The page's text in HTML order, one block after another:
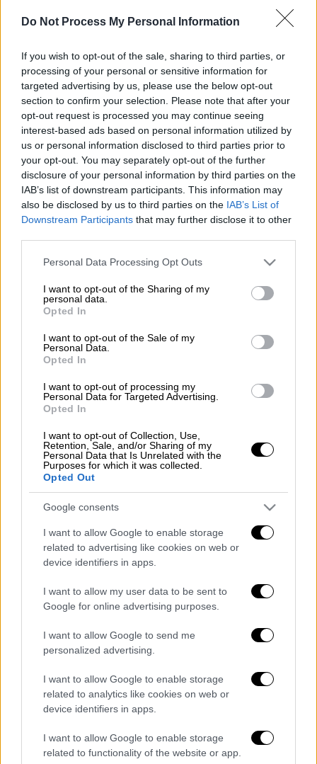
Do Not Process My Personal Information
If you wish to opt-out of the sale, sharing to third parties, or
processing of your personal or sensitive information for
targeted advertising by us, please use the below opt-out
section to confirm your selection. Please note that after your
opt-out request is processed you may continue seeing
interest-based ads based on personal information utilized by
us or personal information disclosed to third parties prior to
your opt-out. You may separately opt-out of the further
disclosure of your personal information by third parties on the
IAB’s list of downstream participants. This information may
also be disclosed by us to third parties on the IAB’s List of
Downstream Participants that may further disclose it to other
Please note that this website/app uses one or more Google
not limited to your visit or usage behaviour. You may click to
grant or deny consent to Google and its third-party tags to
use your data for below specified purposes in below Google
consent section.
Personal Data Processing Opt Outs
I want to opt-out of the Sharing of my
personal data.
Opted In
I want to opt-out of the Sale of my
Personal Data.
Opted In
I want to opt-out of processing my
Personal Data for Targeted Advertising.
Opted In
I want to opt-out of Collection, Use,
Retention, Sale, and/or Sharing of my
Personal Data that Is Unrelated with the
Purposes for which it was collected.
Opted Out
Google consents
I want to allow Google to enable storage
related to advertising like cookies on web or
device identifiers in apps.
I want to allow my user data to be sent to
Google for online advertising purposes.
I want to allow Google to send me
personalized advertising.
I want to allow Google to enable storage
related to analytics like cookies on web or
device identifiers in apps.
I want to allow Google to enable storage
related to functionality of the website or app.
ΤΑΚΗΣ ΣΑΓΙΑΣ / EUROKINISSI
Προσθέστε το ΕΘΝΟΣ στη Google
Την ήττα γνώρισε ο Ολυμπιακόςστο ΣΕΦ με
84-79από την Εφές για την 6η αγωνιστική
τηςEuroelague. Πρόκειται για τη δεύτερη
διοργάνωσης.
Ετσι η τουρκική ομάδα γίνεται η δεύτερη,
μετά τηΖαλγκίρις Κάουνας
που περνά νικηφόρα από το «σπίτι» των
Πειραιωτών. Μεγάλος πρωταγωνιστής της
δεύτερη εφετινή επιτυχία της, ήταν οΣέιν
Λάρκιν(15π.), ο οποίος στην επιστροφή του
στην αγωνιστική δράση βρήκε ρυθμό στο
τελευταίο δεκάλεπτο, οδηγώντας την ομάδα
του στο «διπλό».
Τα δεκάλεπτα:26-29, 38-44, 57-63, 79-84.
Διαβάστε ακόμη
Εκτελέσεις, συλλήψεις και νέοι
περιορισμοί: Το Ιράν σκληραίνει τη γραμμή
στο εσωτερικό εν μέσω πολέμου